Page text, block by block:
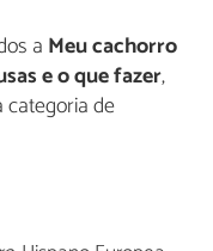
a Meu cachorro
e o que fazer,
categoria de